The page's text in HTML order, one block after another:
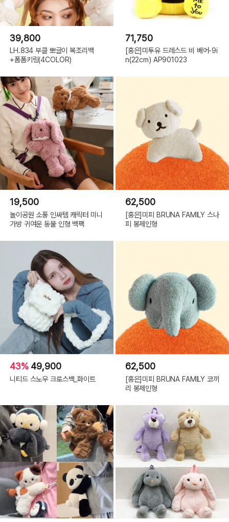
39,800
LH.834 부클 뽀글이 복조리백
+폼폼키링(4COLOR)
71,750
[홍은]미투유 드레스드 비 베어-9i
n(22cm) AP901023
19,500
놀이공원 소풍 인싸템 캐릭터 미니
가방 귀여운 동물 인형 백팩
62,500
[홍은]미피 BRUNA FAMILY 스나
피 봉제인형
43% 49,900
니티드 스노우 크로스백_화이트
62,500
[홍은]미피 BRUNA FAMILY 코끼
리 봉제인형